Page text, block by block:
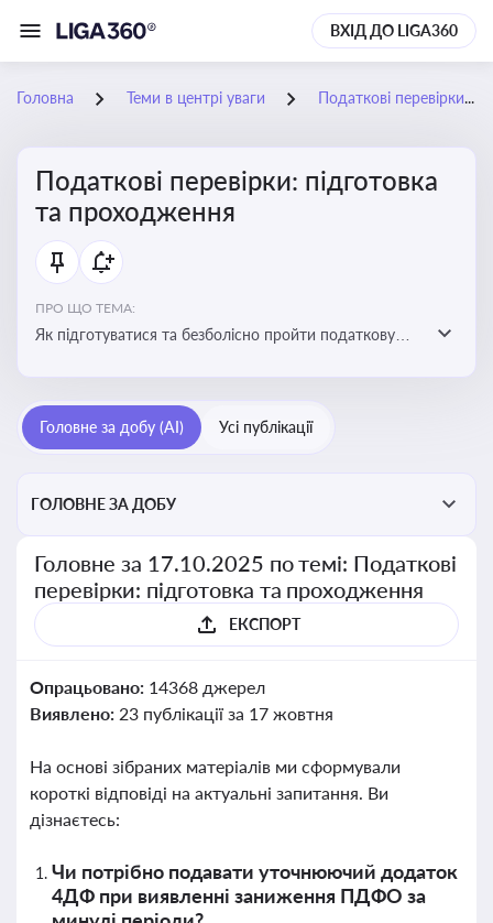
ВХІД ДО LIGA360
Головна Теми в центрі уваги Податкові перевірки: підготовка та проходження
Податкові перевірки: підготовка
та проходження
ПРО ЩО ТЕМА:
Як підготуватися та безболісно пройти податкову
Головне за добу (AI) Усі публікації
ГОЛОВНЕ ЗА ДОБУ
Головне за 17.10.2025 по темі: Податкові
перевірки: підготовка та проходження
ЕКСПОРТ
Опрацьовано: 14368 джерел
Виявлено: 23 публікації за 17 жовтня
На основі зібраних матеріалів ми сформували
короткі відповіді на актуальні запитання. Ви
дізнаєтесь:
Чи потрібно подавати уточнюючий додаток
4ДФ при виявленні заниження ПДФО за